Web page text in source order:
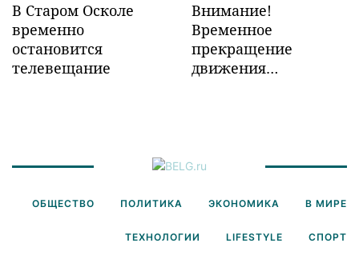
В Старом Осколе
временно
остановится
телевещание
Внимание!
Временное
прекращение
движения
ОБЩЕСТВО ПОЛИТИКА ЭКОНОМИКА В МИРЕ
ТЕХНОЛОГИИ LIFESTYLE СПОРТ